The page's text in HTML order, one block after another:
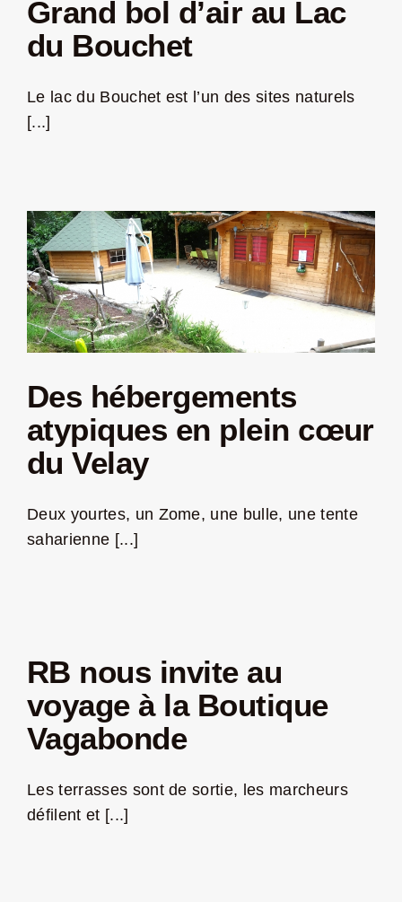
Grand bol d’air au Lac
du Bouchet
Le lac du Bouchet est l’un des sites naturels
[...]
Des hébergements
atypiques en plein cœur
du Velay
Deux yourtes, un Zome, une bulle, une tente
saharienne [...]
RB nous invite au
voyage à la Boutique
Vagabonde
Les terrasses sont de sortie, les marcheurs
défilent et [...]